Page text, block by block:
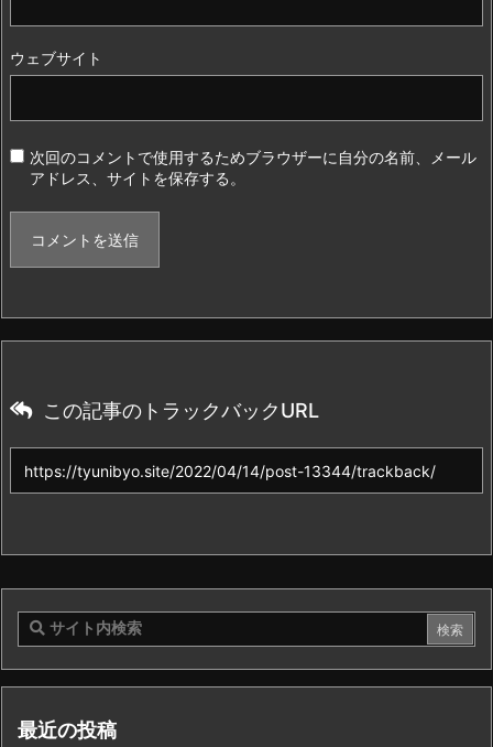
ウェブサイト
次回のコメントで使用するためブラウザーに自分の名前、メール
アドレス、サイトを保存する。
この記事のトラックバックURL
最近の投稿